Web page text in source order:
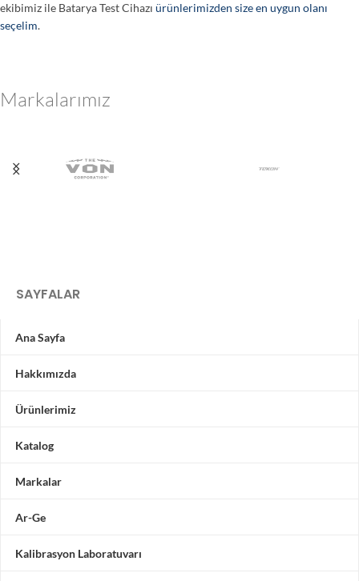
ekibimiz ile Batarya Test Cihazı ürünlerimizden size en uygun olanı
seçelim.
Markalarımız
SAYFALAR
Ana Sayfa
Hakkımızda
Ürünlerimiz
Katalog
Markalar
Ar-Ge
Kalibrasyon Laboratuvarı